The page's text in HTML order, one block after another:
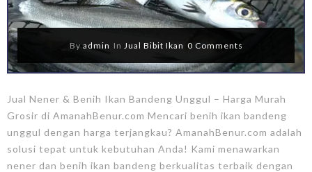
By admin In Jual Bibit Ikan 0 Comments
Jual Nener & Benih Ikan Bandeng Unggul – Harga Murah
Grosir di AmanahBenur.com Mencari benih ikan bandeng
unggul dengan harga terjangkau? AmanahBenur.com adalah
solusi tepat untuk kebutuhan Anda! Kami menawarkan
nener dan benih ikan bandeng berkualitas terbaik dengan